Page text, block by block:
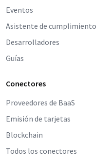
Eventos
Asistente de cumplimiento
Desarrolladores
Guías
Conectores
Proveedores de BaaS
Emisión de tarjetas
Blockchain
Todos los conectores